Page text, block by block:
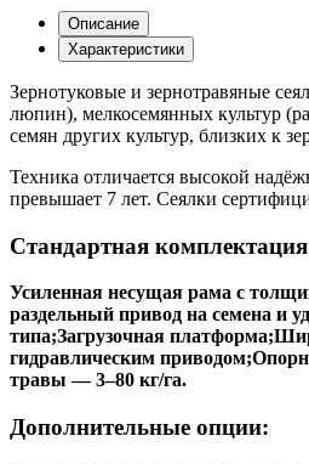
Описание
Зернотуковые и зернотравяные
люпин), мелкосемянных культур
Техника отличается высокой
Стандартная
Усиленная несущая рама с
раздельный привод на семена и
типа;Загрузочная
ч;Маркеры с гидравлическим